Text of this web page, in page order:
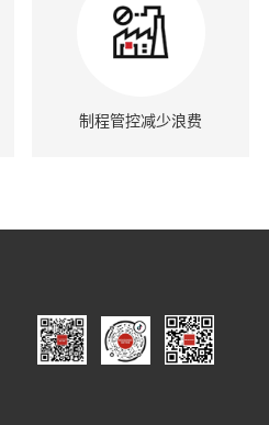
制程管控减少浪费